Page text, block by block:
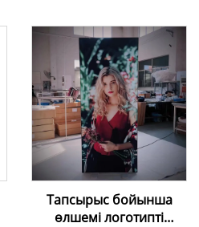
Тапсырыс бойынша
өлшемі логотипті